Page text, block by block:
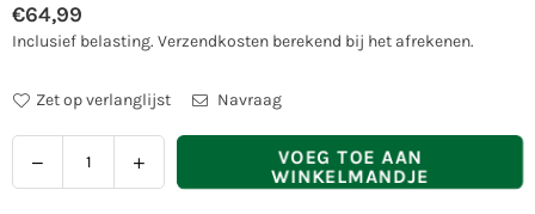
Normale
prijs
€64,99
Inclusief belasting. Verzendkosten berekend bij het afrekenen.
Zet op verlanglijst Navraag
Hoeveelheid
VOEG TOE AAN
WINKELMANDJE